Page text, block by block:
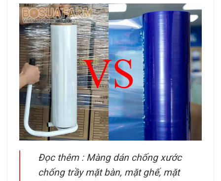
Đọc thêm : Màng dán chống xước
chống trầy mặt bàn, mặt ghế, mặt